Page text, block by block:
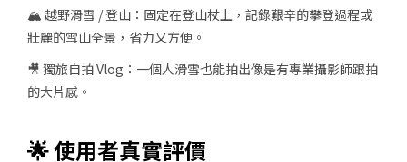
🏔️ 越野滑雪 / 登山 ：固定在登山杖上，記錄艱辛的攀登過程或
壯麗的雪山全景，省力又方便。
🎥 獨旅自拍 Vlog ：一個人滑雪也能拍出像是有專業攝影師跟拍
的大片感。
🌟 使用者真實評價